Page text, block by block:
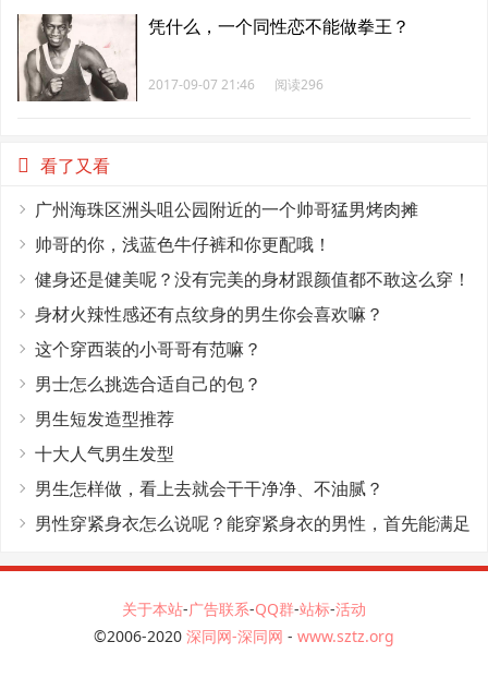
凭什么，一个同性恋不能做拳王？
2017-09-07 21:46 阅读296
看了又看
广州海珠区洲头咀公园附近的一个帅哥猛男烤肉摊
帅哥的你，浅蓝色牛仔裤和你更配哦！
健身还是健美呢？没有完美的身材跟颜值都不敢这么穿！
身材火辣性感还有点纹身的男生你会喜欢嘛？
这个穿西装的小哥哥有范嘛？
男士怎么挑选合适自己的包？
男生短发造型推荐
十大人气男生发型
男生怎样做，看上去就会干干净净、不油腻？
男性穿紧身衣怎么说呢？能穿紧身衣的男性，首先能满足
关于本站-广告联系-QQ群-站标-活动
©2006-2020 深同网-深同网 - www.sztz.org